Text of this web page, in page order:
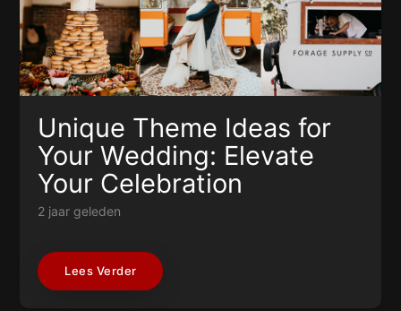
Unique Theme Ideas for
Your Wedding: Elevate
Your Celebration
2 jaar geleden
Lees Verder